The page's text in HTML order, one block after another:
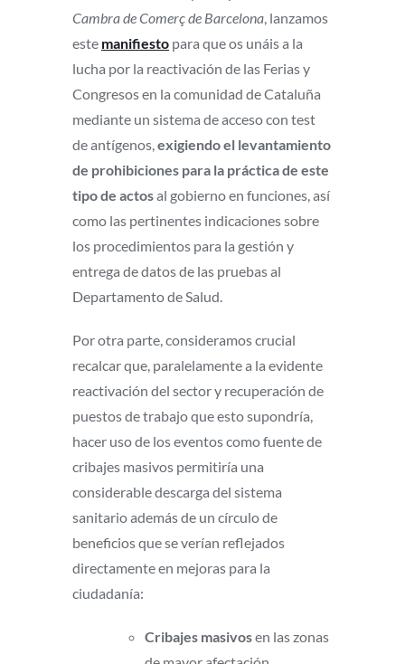
Cambra de Comerç de Barcelona, lanzamos
este manifiesto para que os unáis a la
lucha por la reactivación de las Ferias y
Congresos en la comunidad de Cataluña
mediante un sistema de acceso con test
de antígenos,exigiendo el levantamiento
de prohibiciones para la práctica de este
tipo de actosal gobierno en funciones, así
como las pertinentes indicaciones sobre
los procedimientos para la gestión y
entrega de datos de las pruebas al
Departamento de Salud.
Por otra parte, consideramos crucial
recalcar que, paralelamente a la evidente
reactivación del sector y recuperación de
puestos de trabajo que esto supondría,
hacer uso de los eventos como fuente de
cribajes masivos permitiría una
considerable descarga del sistema
sanitario además de un círculo de
beneficios que se verían reflejados
directamente en mejoras para la
ciudadanía:
Cribajes masivosen las zonas